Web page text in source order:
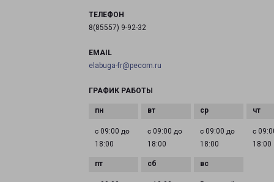
ТЕЛЕФОН
8(85557) 9-92-32
EMAIL
elabuga-fr@pecom.ru
ГРАФИК РАБОТЫ
с 09:00 до
18:00
с 09:00 до
18:00
с 09:00 до
18:00
с
18:00